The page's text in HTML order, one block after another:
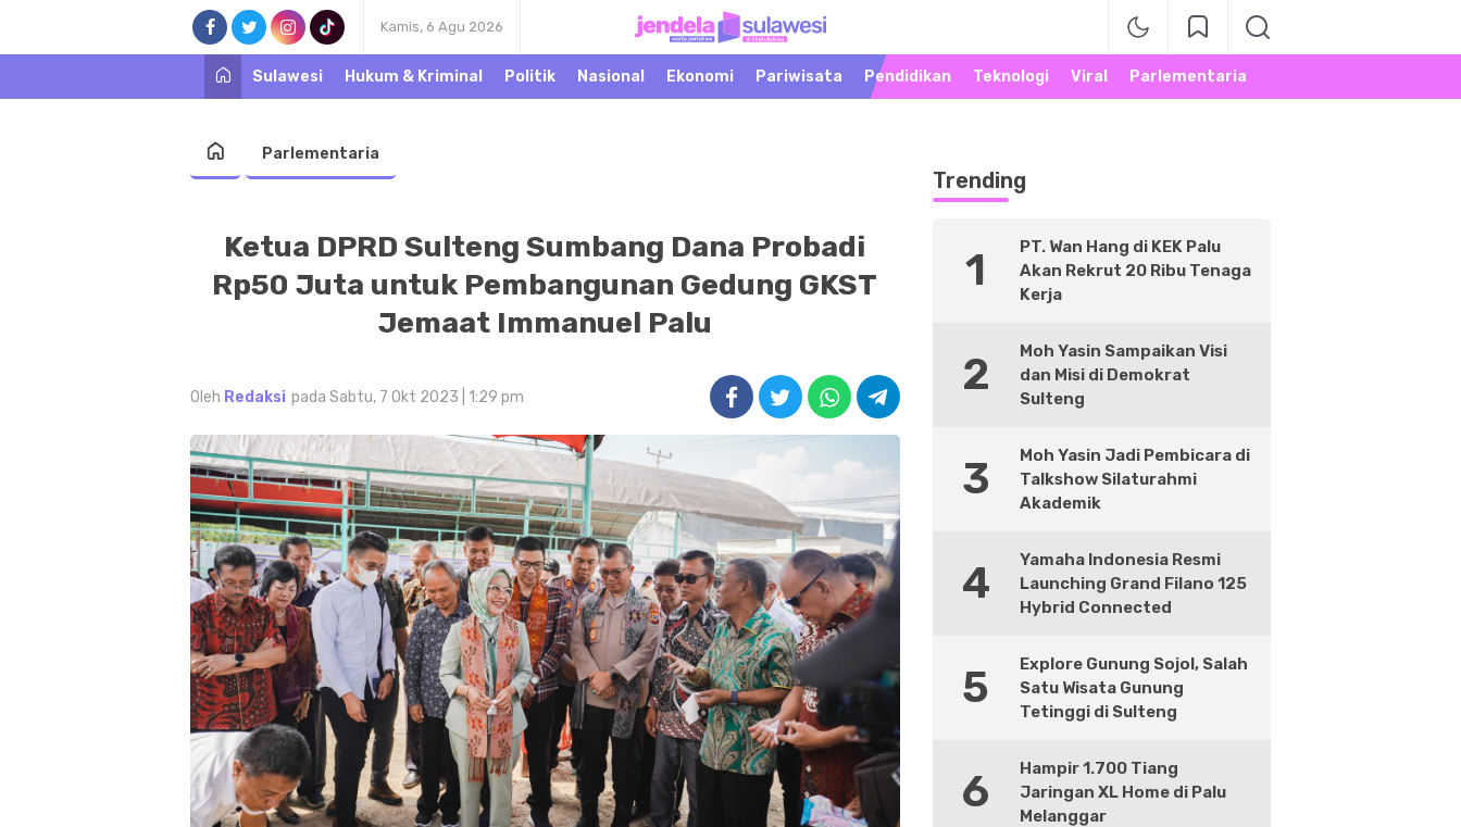
Kamis, 6 Agu 2026
Jendela Sulawesi
Warta Peristiwa di
Khatulistiwa
Sulawesi
Hukum & Kriminal Politik Nasional Ekonomi Pariwisata Pendidikan Teknologi Viral Parlementaria
Parlementaria
Ketua DPRD Sulteng Sumbang Dana Probadi
Rp50 Juta untuk Pembangunan Gedung GKST
Jemaat Immanuel Palu
Oleh Redaksi pada Sabtu, 7 Okt 2023 | 1:29 pm
Trending
1
PT. Wan Hang di KEK Palu
Akan Rekrut 20 Ribu Tenaga
Kerja
2
Moh Yasin Sampaikan Visi
dan Misi di Demokrat
Sulteng
3
Moh Yasin Jadi Pembicara di
Talkshow Silaturahmi
Akademik
4
Yamaha Indonesia Resmi
Launching Grand Filano 125
Hybrid Connected
5
Explore Gunung Sojol, Salah
Satu Wisata Gunung
Tetinggi di Sulteng
6
Hampir 1.700 Tiang
Jaringan XL Home di Palu
Melanggar